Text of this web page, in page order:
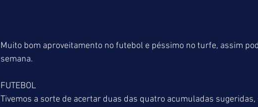
Muito bom aproveitamento no futebol e péssimo no turfe, assim
semana.
FUTEBOL
Tivemos a sorte de acertar duas das quatro acumuladas